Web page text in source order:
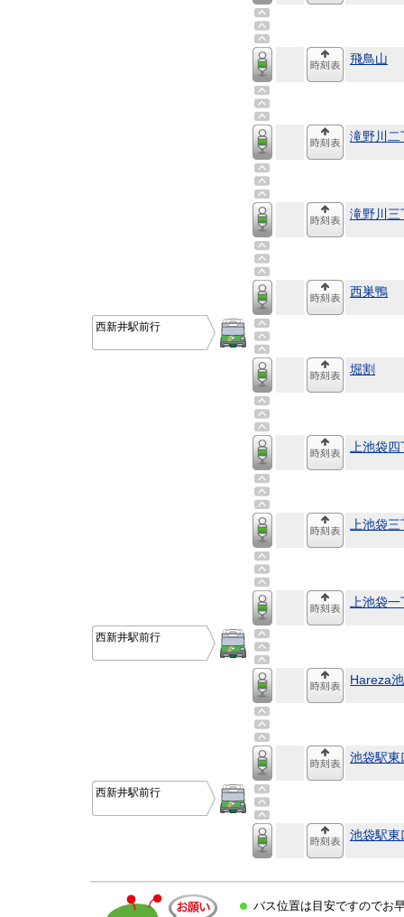
飛鳥山
滝野川二
滝野川三
西巣鴨
西新井駅前行
堀割
上池袋
上池袋
上池袋
西新井駅前行
Hareza
池袋駅
西新井駅前行
池袋駅東
バス位置は目安ですのでお